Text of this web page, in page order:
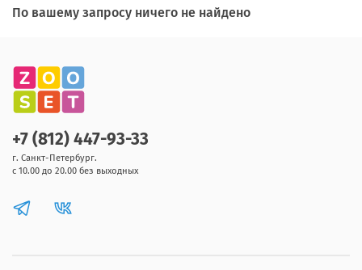
По вашему запросу ничего не найдено
+7 (812) 447-93-33
г. Санкт-Петербург.
с 10.00 до 20.00 без выходных